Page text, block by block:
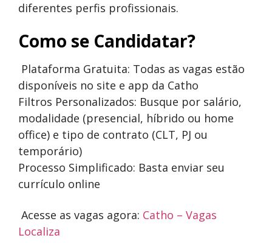
diferentes perfis profissionais.
Como se Candidatar?
Plataforma Gratuita: Todas as vagas estão
disponíveis no site e app da Catho
Filtros Personalizados: Busque por salário,
modalidade (presencial, híbrido ou home
office) e tipo de contrato (CLT, PJ ou
temporário)
Processo Simplificado: Basta enviar seu
currículo online
Acesse as vagas agora: Catho – Vagas
Localiza